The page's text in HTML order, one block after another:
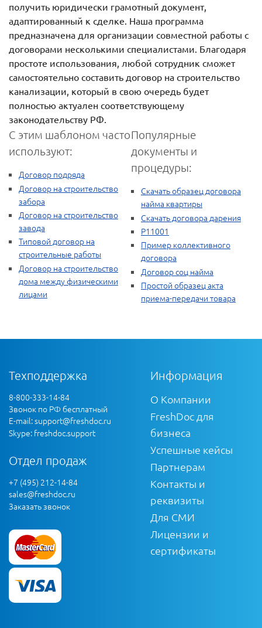
получить юридически грамотный документ,
адаптированный к сделке. Наша программа
предназначена для организации совместной работы с
договорами несколькими специалистами. Благодаря
простоте использования, любой сотрудник сможет
самостоятельно составить договор на строительство
канализации, который в свою очередь будет
полностью актуален соответствующему
законодательству РФ.
С этим шаблоном часто
используют:
Договор подряда
Договор на строительство
забора
Договор на строительство
завода
Типовой договор на
строительные работы
Договор на строительство
дома между физическими
лицами
Популярные
документы и
процедуры:
Скачать образец договора
найма квартиры
Скачать договора дарения
Р11001
Пример коллективного
договора
Договор соц найма
Простой образец акта
приема-передачи товара
Техподдержка
8-800-333-14-84
Звонок по РФ бесплатный
E-mail:support@freshdoc.ru
Skype: freshdoc.support
Отдел продаж
+7 (495) 212-14-84
sales@freshdoc.ru
Заказать звонок
Информация
О Компании
FreshDoc для
бизнеса
Успешные кейсы
Партнерам
Контакты и
реквизиты
Для СМИ
Лицензии и
сертификаты